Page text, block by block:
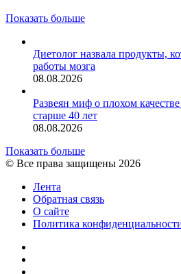
Показать больше
Диетолог назвала продукты,
работы мозга
08.08.2026
Развеян миф о плохом
старше 40 лет
08.08.2026
Показать больше
© Все права защищены 2026
Лента
Обратная связь
О сайте
Политика